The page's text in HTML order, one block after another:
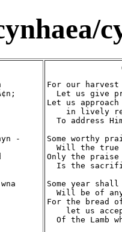
-
For our
Let us give
Let us
in lively
To address
Some worthy
Will the true
Only the
Is the
Some year shall
Will be of
For the bread
let us
Of the Lamb